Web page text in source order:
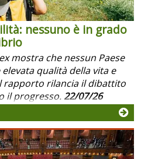
nessuno è in grado
mostra che nessun Paese
qualità della vita e
rapporto rilancia il dibattito
il progresso.22/07/26